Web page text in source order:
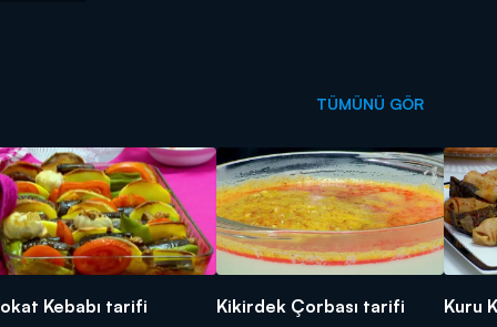
TÜMÜNÜ GÖR
Kebabı tarifi Kikirdek Çorbası tarifi Kuru